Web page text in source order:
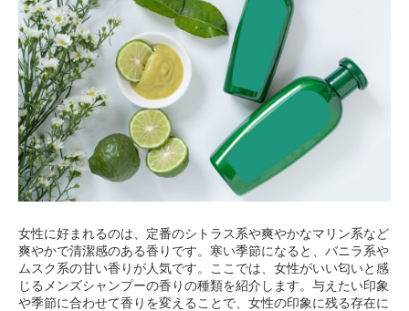
女性に好まれるのは、定番のシトラス系や爽やかなマリン系など
爽やかで清潔感のある香りです。寒い季節になると、バニラ系や
ムスク系の甘い香りが人気です。ここでは、女性がいい匂いと感
じるメンズシャンプーの香りの種類を紹介します。与えたい印象
や季節に合わせて香りを変えることで、女性の印象に残る存在に